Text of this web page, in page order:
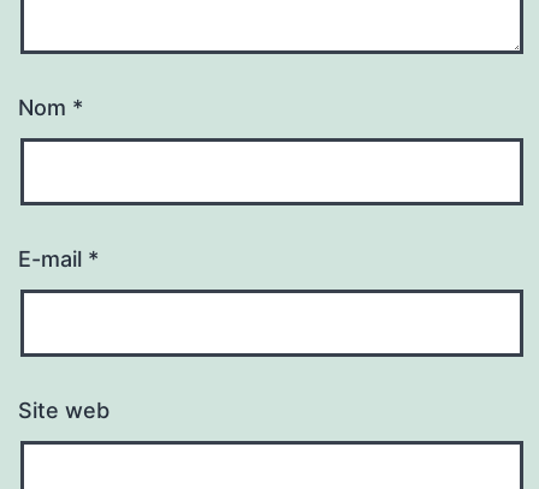
Nom *
E-mail *
Site web